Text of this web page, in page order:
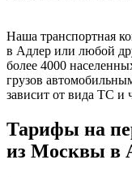
Наша транспортная
в Адлер или любой
более 4000
грузов
зависит от вида ТС и
Тарифы на
из Москвы в